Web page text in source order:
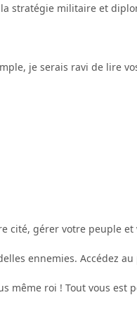
stratégie militaire et
je serais ravi de lire
cité, gérer votre peuple
ennemies. Accédez
même roi ! Tout vous